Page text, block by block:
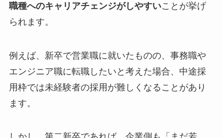
職種へのキャリアチェンジがしやすいことが挙げ
られます。
例えば、新卒で営業職に就いたものの、事務職や
エンジニア職に転職したいと考えた場合、中途採
用枠では未経験者の採用が難しくなることがあり
ます。